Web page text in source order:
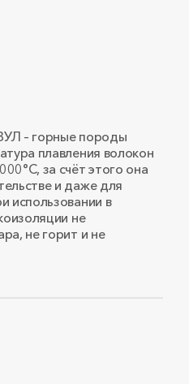
– горные породы
плавления волокон
за счёт этого она
и даже для
использовании в
не
не горит и не